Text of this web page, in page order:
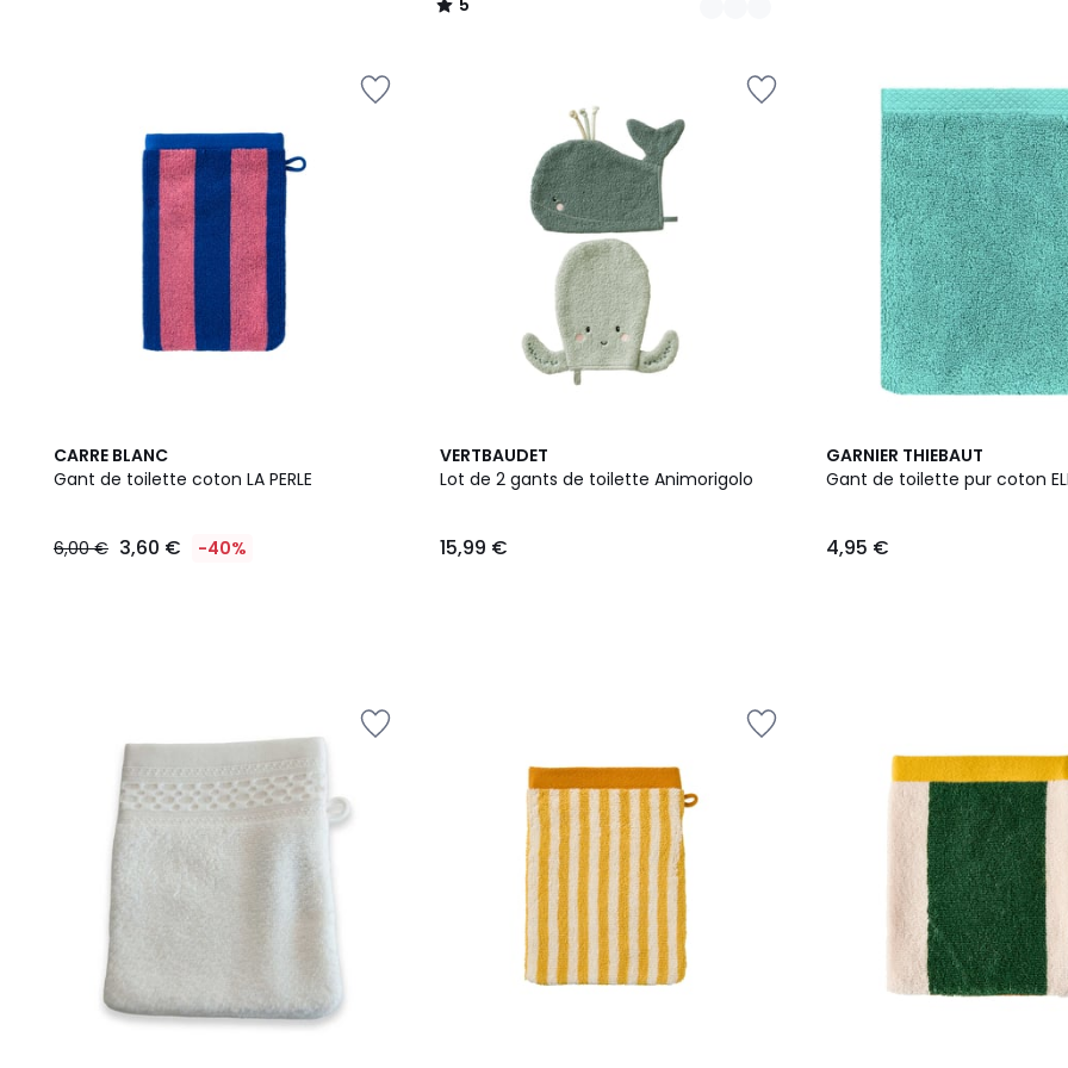
5
/
CARRE BLANC
Gant de toilette coton LA PERLE
6,00 € 3,60 € -40%
VERTBAUDET
Lot de 2 gants de toilette Animorigolo
15,99 €
GARNIER THIEBAUT
Gant de toilette pur coton
4,95 €
19
Couleurs